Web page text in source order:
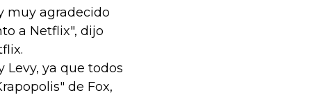
muy agradecido
a Netflix", dijo
Levy, ya que todos
de Fox,